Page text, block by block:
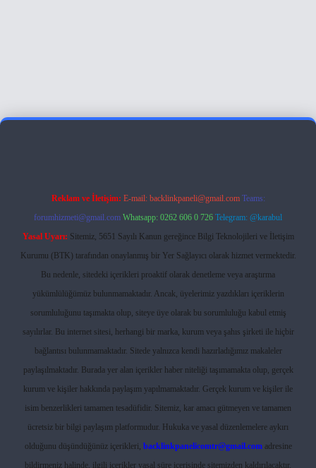
Reklam ve İletişim: E-mail: backlinkpaneli@gmail.com Teams:
forumhizmeti@gmail.com Whatsapp: 0262 606 0 726 Telegram: @karabul
Yasal Uyarı: Sitemiz, 5651 Sayılı Kanun gereğince Bilgi Teknolojileri ve İletişim
Kurumu (BTK) tarafından onaylanmış bir Yer Sağlayıcı olarak hizmet vermektedir.
Bu nedenle, sitedeki içerikleri proaktif olarak denetleme veya araştırma
yükümlülüğümüz bulunmamaktadır. Ancak, üyelerimiz yazdıkları içeriklerin
sorumluluğunu taşımakta olup, siteye üye olarak bu sorumluluğu kabul etmiş
sayılırlar. Bu internet sitesi, herhangi bir marka, kurum veya şahıs şirketi ile hiçbir
bağlantısı bulunmamaktadır. Sitede yalnızca kendi hazırladığımız makaleler
paylaşılmaktadır. Burada yer alan içerikler haber niteliği taşımamakta olup, gerçek
kurum ve kişiler hakkında paylaşım yapılmamaktadır. Gerçek kurum ve kişiler ile
isim benzerlikleri tamamen tesadüfidir. Sitemiz, kar amacı gütmeyen ve tamamen
ücretsiz bir bilgi paylaşım platformudur. Hukuka ve yasal düzenlemelere aykırı
olduğunu düşündüğünüz içerikleri, backlinkpanelicomtr@gmail.comadresine
bildirmeniz halinde, ilgili içerikler yasal süre içerisinde sitemizden kaldırılacaktır.